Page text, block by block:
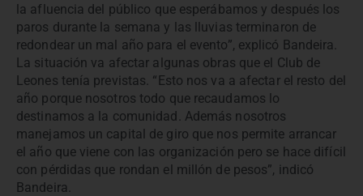
la afluencia del público que esperábamos y después los
paros durante la semana y las lluvias terminaron de
redondear un mal año para el evento”, explicó Bandeira.
La situación va afectar algunas obras que el Club de
Leones tenía previstas. “Esto nos va a afectar el resto del
año porque nosotros todo que recaudamos lo
destinamos a la comunidad. Además nosotros
manejamos un capital de giro que nos permite arrancar
el año que viene con las organización pero se hace difícil
con pérdidas que rondan el millón de pesos”, indicó
Bandeira.